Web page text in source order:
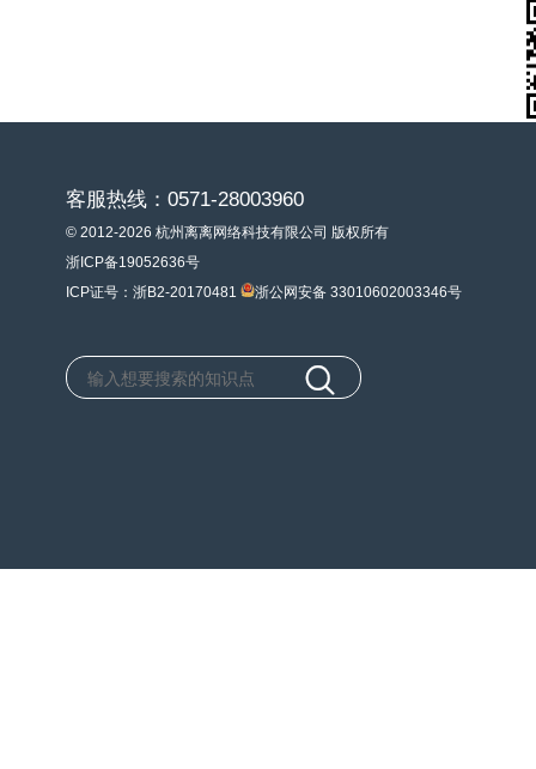
客服热线：0571-28003960
© 2012-2026 杭州离离网络科技有限公司 版权所有
浙ICP备19052636号
ICP证号：浙B2-20170481
浙公网安备 33010602003346号